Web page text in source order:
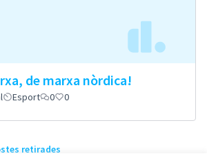
de marxa nòrdica!
Esport 0 0
retirades